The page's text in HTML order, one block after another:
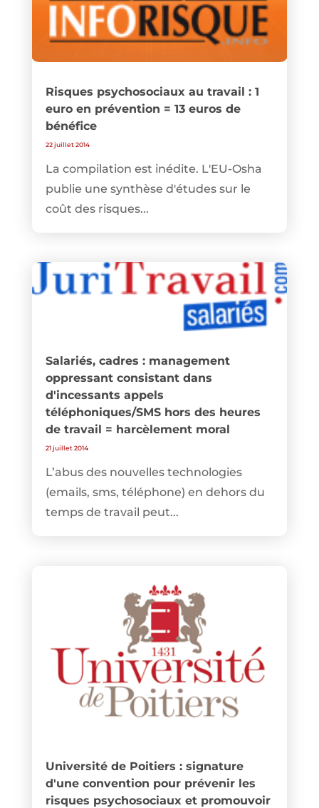
Risques psychosociaux au travail : 1
euro en prévention = 13 euros de
bénéfice
22 juillet 2014
La compilation est inédite. L'EU-Osha
publie une synthèse d'études sur le
coût des risques...
Salariés, cadres : management
oppressant consistant dans
d'incessants appels
téléphoniques/SMS hors des heures
de travail = harcèlement moral
21 juillet 2014
L’abus des nouvelles technologies
(emails, sms, téléphone) en dehors du
temps de travail peut...
Université de Poitiers : signature
d'une convention pour prévenir les
risques psychosociaux et promouvoir